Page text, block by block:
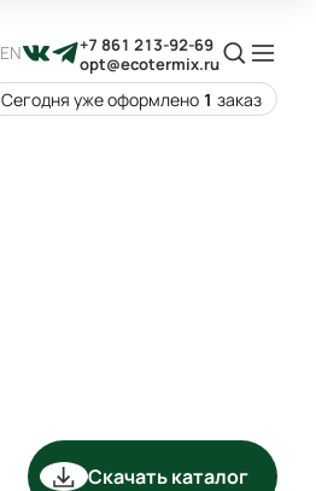
EN
+7 861 213-92-69
opt@ecotermix.ru
Сегодня уже оформлено 1 заказ
Скачать каталог